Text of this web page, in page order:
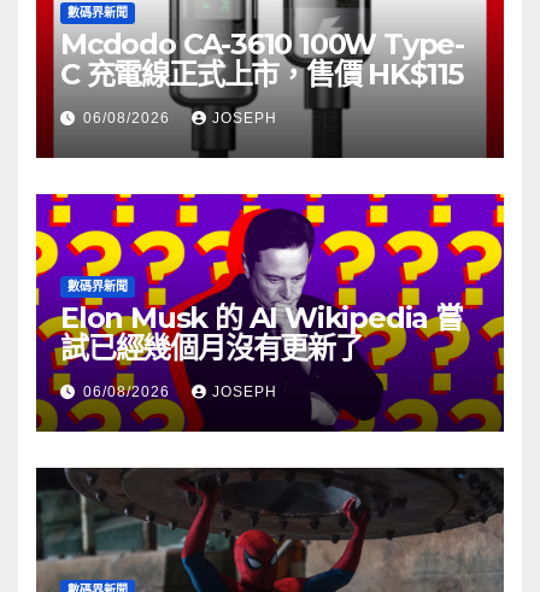
數碼界新聞
Mcdodo CA-3610 100W Type-
C 充電線正式上市，售價 HK$115
06/08/2026 JOSEPH
數碼界新聞
Elon Musk 的 AI Wikipedia 嘗
試已經幾個月沒有更新了
06/08/2026 JOSEPH